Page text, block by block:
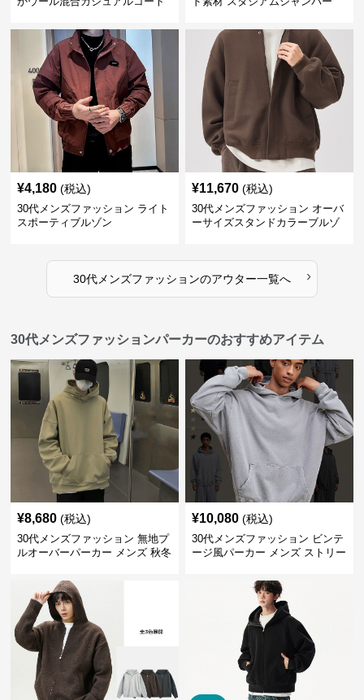
¥4,180 (税込)
30代メンズファッション ライト
スポーティブルゾン
¥11,670 (税込)
30代メンズファッション オーバ
ーサイズスタンドカラーブルゾ
30代メンズファッションのアウター一覧へ ›
30代メンズファッションパーカーのおすすめアイテム
¥8,680 (税込)
30代メンズファッション 無地プ
ルオーバーパーカー メンズ 秋冬
¥10,080 (税込)
30代メンズファッション ビンテ
ージ風パーカー メンズ ストリー